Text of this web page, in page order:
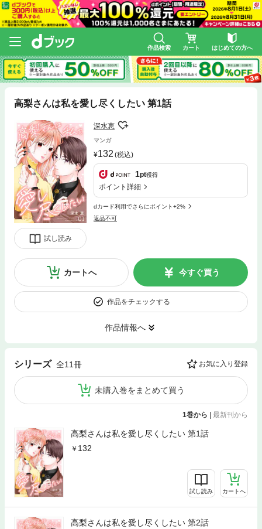
作品検索 カート はじめての方へ
高梨さんは私を愛し尽くしたい 第1話
試し読み
深水恵
マンガ
132 (税込)
1pt獲得
ポイント詳細
dカード利用でさらにポイント+2%
返品不可
カートへ 今すぐ買う
作品をチェックする
作品情報へ
シリーズ 全11冊 お気に入り登録
未購入巻をまとめて買う
1巻から | 最新刊から
高梨さんは私を愛し尽くしたい 第1話
132
試し読み カートへ
高梨さんは私を愛し尽くしたい 第2話